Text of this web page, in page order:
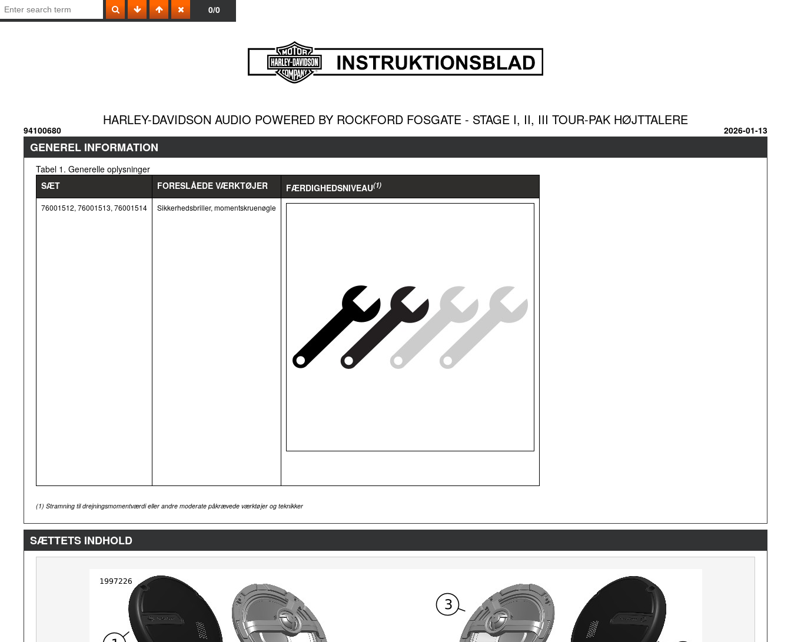
0/0
HARLEY-DAVIDSON AUDIO POWERED BY ROCKFORD FOSGATE - STAGE I, II, III TOUR-PAK HØJTTALERE
94100680 2026-01-13
GENEREL INFORMATION
Tabel 1. Generelle oplysninger
SÆT
FORESLÅEDE VÆRKTØJER FÆRDIGHEDSNIVEAU(1)
76001512, 76001513, 76001514 Sikkerhedsbriller, momentskruenøgle
(1) Stramning til drejningsmomentværdi eller andre moderate påkrævede værktøjer og teknikker
SÆTTETS INDHOLD